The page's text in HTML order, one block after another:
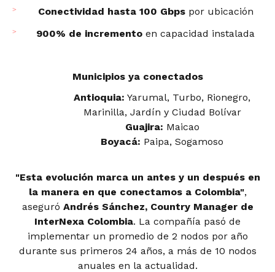
Conectividad hasta 100 Gbpspor ubicación
900% de incremento en capacidad instalada
Municipios ya conectados
Antioquia: Yarumal, Turbo, Rionegro,
Marinilla, Jardín y Ciudad Bolívar
Guajira: Maicao
Boyacá: Paipa, Sogamoso
"Esta evolución marca un antes y un después en
la manera en que conectamos a Colombia",
aseguró Andrés Sánchez, Country Manager de
InterNexa Colombia. La compañía pasó de
implementar un promedio de 2 nodos por año
durante sus primeros 24 años, a más de 10 nodos
anuales en la actualidad.